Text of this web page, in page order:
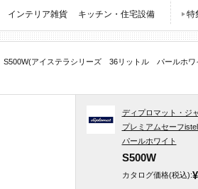
インテリア雑貨 キッチン・住宅設備
特
S500W(アイステラシリーズ 36リットル パールホ
ディプロマット・ジ
プレミアムセーフ
パールホワイト
S500W
カタログ価格(税込):